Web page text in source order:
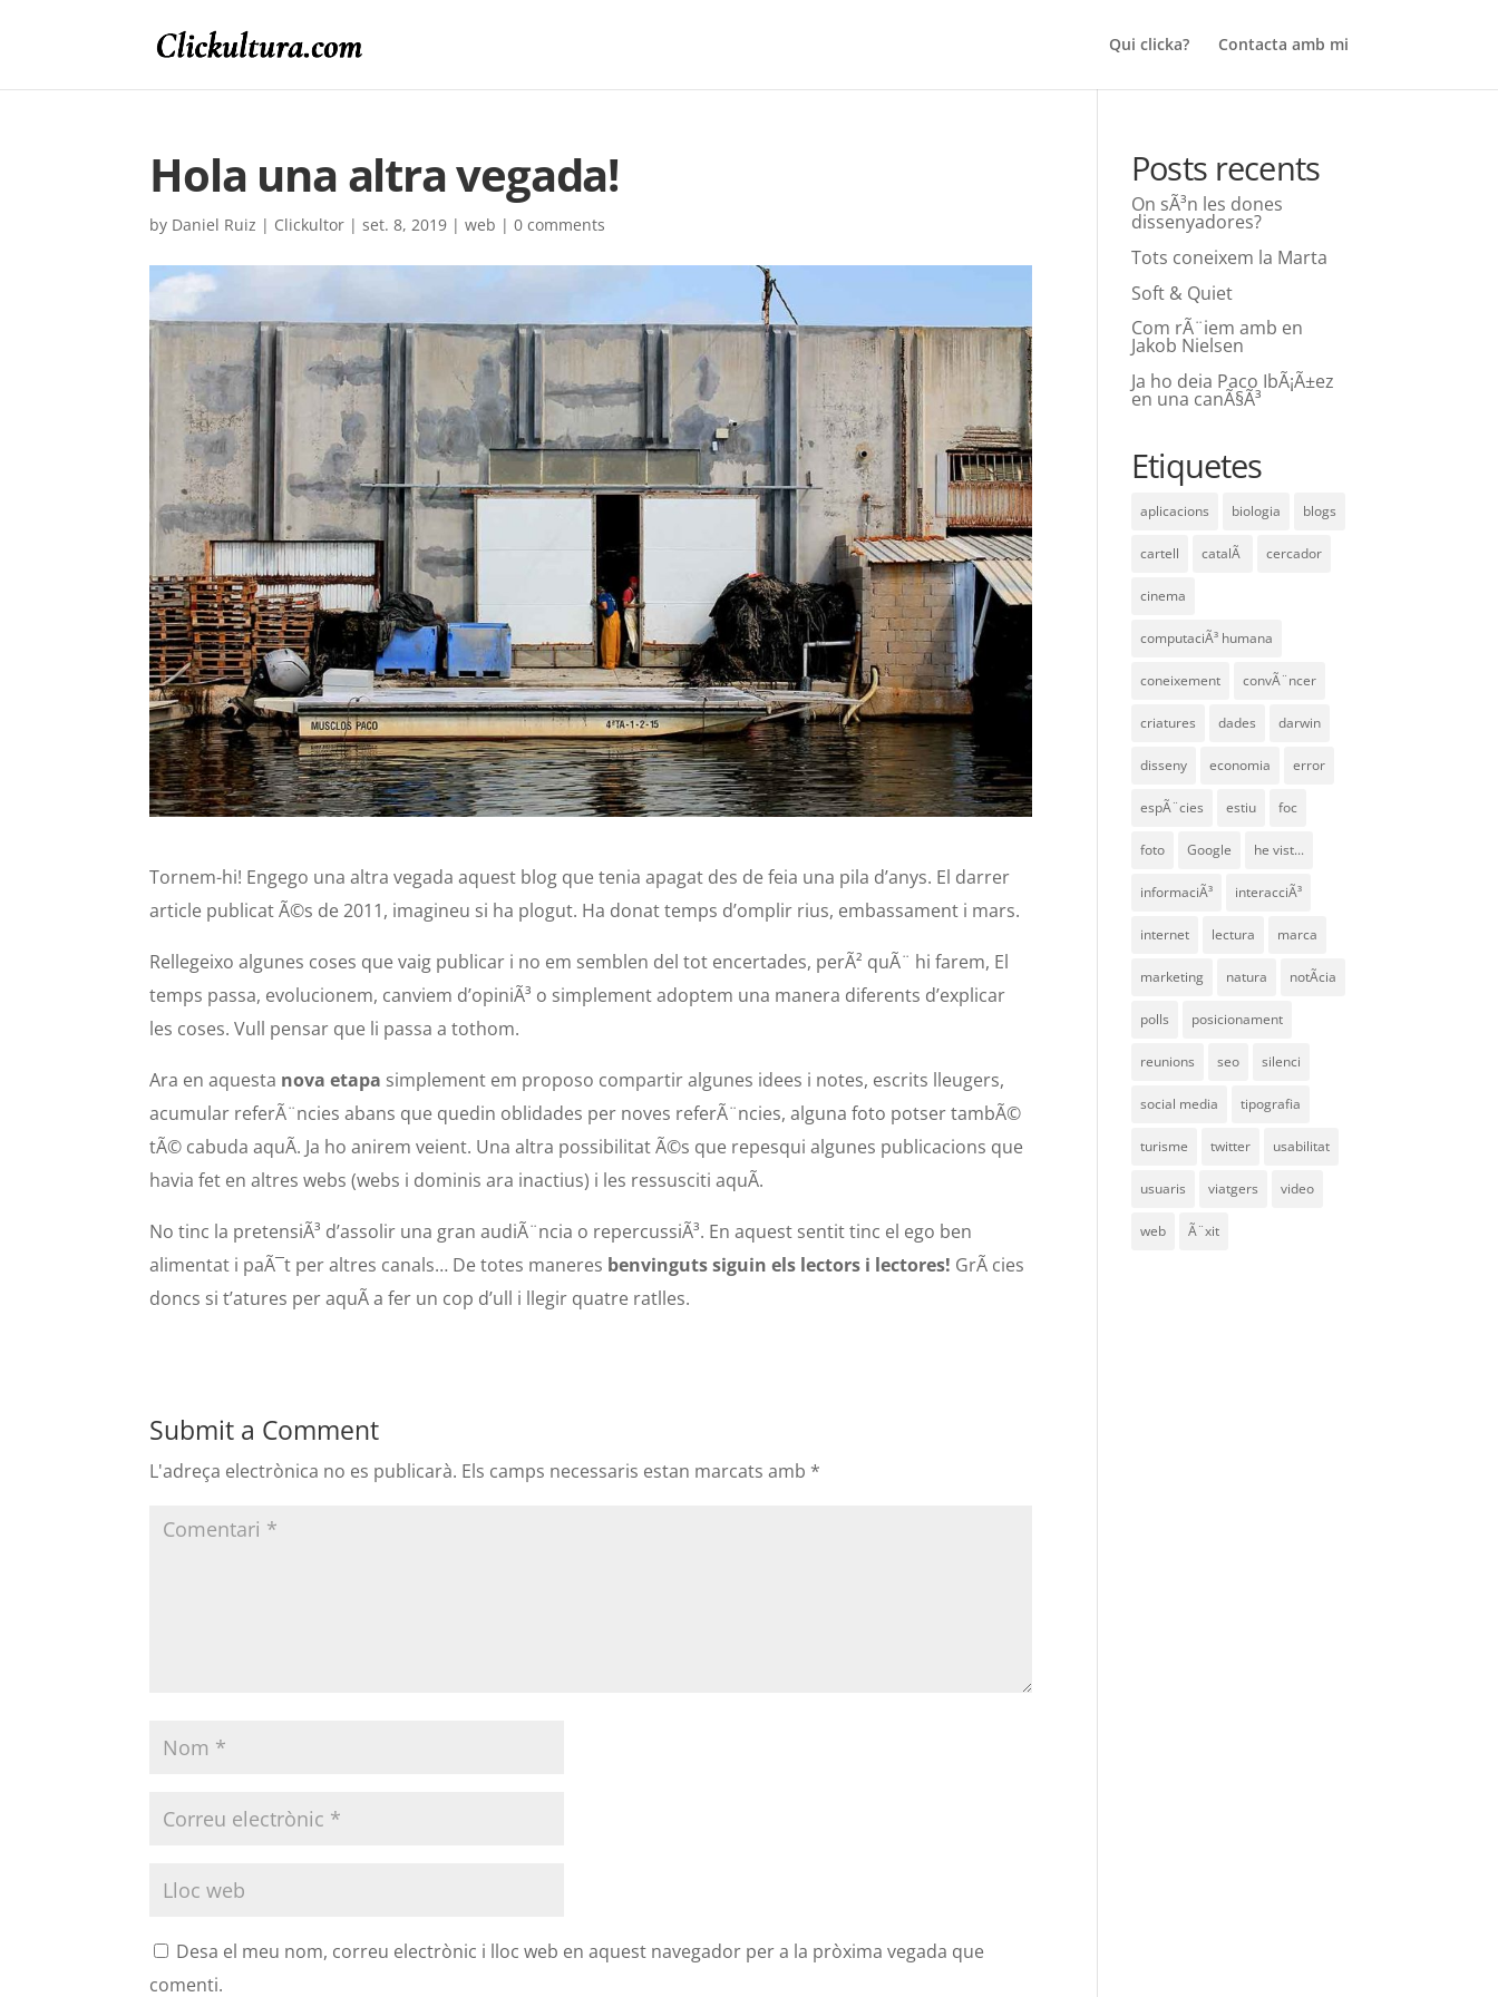
Qui clicka? Contacta amb mi
Hola una altra vegada!
by Daniel Ruiz | Clickultor |set. 8, 2019 |web |0 comments
Tornem-hi! Engego una altra vegada aquest blog que tenia apagat des de feia una pila d’anys. El darrer
article publicat Ã©s de 2011, imagineu si ha plogut. Ha donat temps d’omplir rius, embassament i mars.
Rellegeixo algunes coses que vaig publicar i no em semblen del tot encertades, perÃ² quÃ¨ hi farem, El
temps passa, evolucionem, canviem d’opiniÃ³ o simplement adoptem una manera diferents d’explicar
les coses. Vull pensar que li passa a tothom.
Ara en aquesta nova etapa simplement em proposo compartir algunes idees i notes, escrits lleugers,
acumular referÃ¨ncies abans que quedin oblidades per noves referÃ¨ncies, alguna foto potser tambÃ©
tÃ© cabuda aquÃ­. Ja ho anirem veient. Una altra possibilitat Ã©s que repesqui algunes publicacions que
havia fet en altres webs (webs i dominis ara inactius) i les ressusciti aquÃ­.
No tinc la pretensiÃ³ d’assolir una gran audiÃ¨ncia o repercussiÃ³. En aquest sentit tinc el ego ben
alimentat i paÃ¯t per altres canals… De totes maneres benvinguts siguin els lectors i lectores! GrÃ cies
doncs si t’atures per aquÃ­ a fer un cop d’ull i llegir quatre ratlles.
Submit a Comment
L'adreça electrònica no es publicarà. Els camps necessaris estan marcats amb *
Desa el meu nom, correu electrònic i lloc web en aquest navegador per a la pròxima vegada que
comenti.
Posts recents
On sÃ³n les dones
dissenyadores?
Tots coneixem la Marta
Soft & Quiet
Com rÃ¨iem amb en
Jakob Nielsen
Ja ho deia Paco IbÃ¡Ã±ez
en una canÃ§Ã³
Etiquetes
aplicacions biologia blogs
cartell catalÃ cercador
cinema
computaciÃ³ humana
coneixement convÃ¨ncer
criatures dades darwin
disseny economia error
espÃ¨cies estiu foc
foto Google he vist...
informaciÃ³ interacciÃ³
internet lectura marca
marketing natura notÃ­cia
polls posicionament
reunions seo silenci
social media tipografia
turisme twitter usabilitat
usuaris viatgers video
web Ã¨xit